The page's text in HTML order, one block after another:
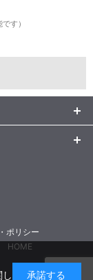
す）
ポリシー
HOME
承諾する